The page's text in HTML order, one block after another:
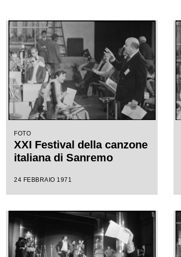
FOTO
XXI Festival della canzone
italiana di Sanremo
24 FEBBRAIO 1971